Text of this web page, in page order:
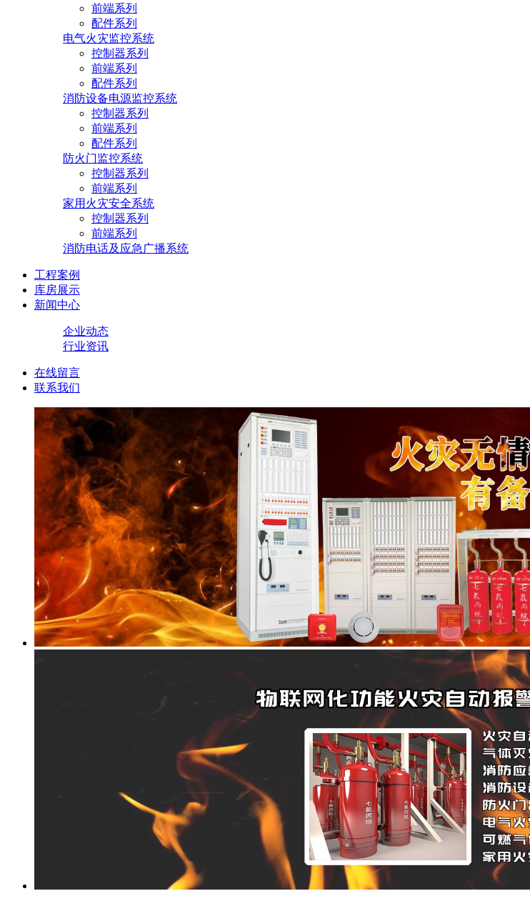
前端系列
配件系列
电气火灾监控系统
控制器系列
前端系列
配件系列
消防设备电源监控系统
控制器系列
前端系列
配件系列
防火门监控系统
控制器系列
前端系列
家用火灾安全系统
控制器系列
前端系列
消防电话及应急广播系统
工程案例
库房展示
新闻中心
企业动态
行业资讯
在线留言
联系我们